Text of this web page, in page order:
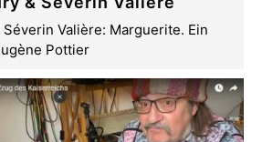
Valière: Marguerite. Ein
Pottier